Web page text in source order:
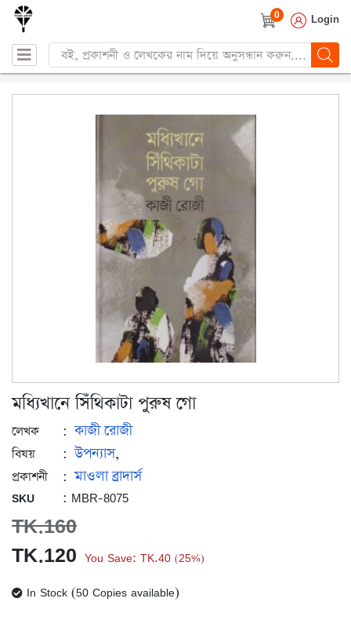
0 Login
Products
search
মধ্যিখানে সিঁথিকাটা পুরুষ গো
লেখক : কাজী রোজী
বিষয় : উপন্যাস,
প্রকাশনী : মাওলা ব্রাদার্স
SKU : MBR-8075
TK.160
Original
price
TK.120 Current
price
You Save: TK.40 (25%)
In Stock (50 Copies available)